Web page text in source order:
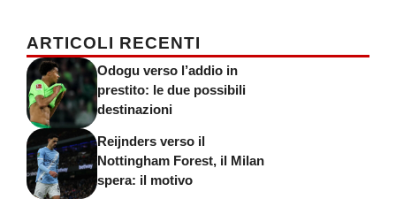
ARTICOLI RECENTI
Odogu verso l’addio in
prestito: le due possibili
destinazioni
Reijnders verso il
Nottingham Forest, il Milan
spera: il motivo